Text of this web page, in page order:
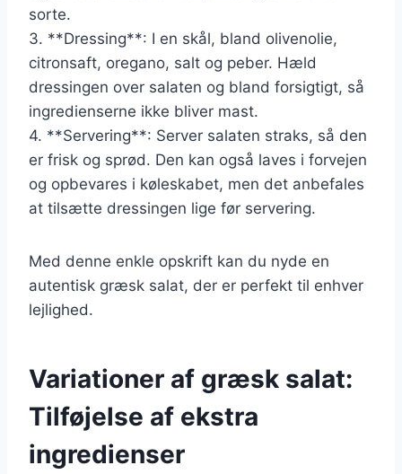
sorte.
3. **Dressing**: I en skål, bland olivenolie,
citronsaft, oregano, salt og peber. Hæld
dressingen over salaten og bland forsigtigt, så
ingredienserne ikke bliver mast.
4. **Servering**: Server salaten straks, så den
er frisk og sprød. Den kan også laves i forvejen
og opbevares i køleskabet, men det anbefales
at tilsætte dressingen lige før servering.
Med denne enkle opskrift kan du nyde en
autentisk græsk salat, der er perfekt til enhver
lejlighed.
Variationer af græsk salat:
Tilføjelse af ekstra
ingredienser